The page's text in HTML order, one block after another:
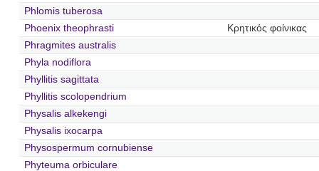
Phlomis tuberosa
Phoenix theophrasti
Κρητικός φοίνικας
Phragmites australis
Phyla nodiflora
Phyllitis sagittata
Phyllitis scolopendrium
Physalis alkekengi
Physalis ixocarpa
Physospermum cornubiense
Phyteuma orbiculare